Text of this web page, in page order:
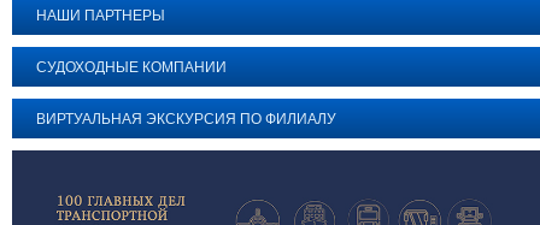
НАШИ ПАРТНЕРЫ
СУДОХОДНЫЕ КОМПАНИИ
ВИРТУАЛЬНАЯ ЭКСКУРСИЯ ПО ФИЛИАЛУ